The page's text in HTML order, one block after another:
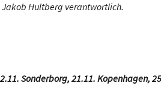
Hultberg verantwortlich.
Sonderborg, 21.11. Kopenhagen,